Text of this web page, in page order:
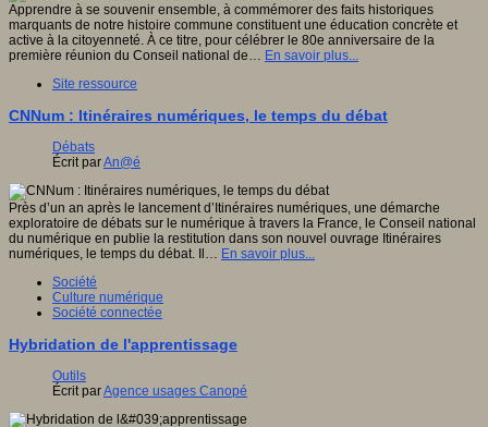
Apprendre à se souvenir ensemble, à commémorer des faits historiques
marquants de notre histoire commune constituent une éducation concrète et
active à la citoyenneté. À ce titre, pour célébrer le 80e anniversaire de la
première réunion du Conseil national de… En savoir plus...
Site ressource
CNNum : Itinéraires numériques, le temps du débat
Débats
Écrit parAn@é
Près d’un an après le lancement d’Itinéraires numériques, une démarche
exploratoire de débats sur le numérique à travers la France, le Conseil national
du numérique en publie la restitution dans son nouvel ouvrage Itinéraires
numériques, le temps du débat. Il… En savoir plus...
Société
Culture numérique
Société connectée
Hybridation de l'apprentissage
Outils
Écrit parAgence usages Canopé